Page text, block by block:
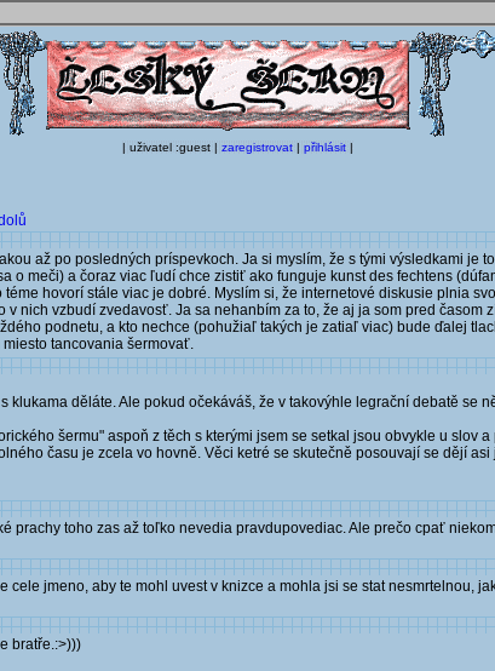
| uživatel :guest | zaregistrovat | přihlásit |
až po posledných príspevkoch. Ja si myslím, že s tými výsledkami je
meči) a čoraz viac ľudí chce zistiť ako funguje kunst des fechtens
hovorí stále viac je dobré. Myslím si, že internetové diskusie plnia
nich vzbudí zvedavosť. Ja sa nehanbím za to, že aj ja som pred časom
podnetu, a kto nechce (pohužiaľ takých je zatiaľ viac) bude ďalej
tancovania šermovať.
děláte. Ale pokud očekáváš, že v takovýhle legrační debatě se
šermu" aspoň z těch s kterými jsem se setkal jsou obvykle u slov
času je zcela vo hovně. Věci ketré se skutečně posouvají se dějí
prachy toho zas až toľko nevedia pravdupovediac. Ale prečo cpať
jmeno, aby te mohl uvest v knizce a mohla jsi se stat nesmrtelnou,
bratře.:>)))